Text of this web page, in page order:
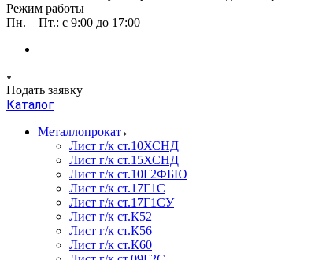
Режим работы
Пн. – Пт.: с 9:00 до 17:00
Подать заявку
Каталог
Металлопрокат
Лист г/к ст.10ХСНД
Лист г/к ст.15ХСНД
Лист г/к ст.10Г2ФБЮ
Лист г/к ст.17Г1С
Лист г/к ст.17Г1СУ
Лист г/к ст.К52
Лист г/к ст.К56
Лист г/к ст.К60